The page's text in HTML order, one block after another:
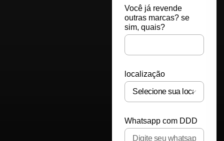
Você já revende
outras marcas? se
sim, quais?
localização
Whatsapp com DDD